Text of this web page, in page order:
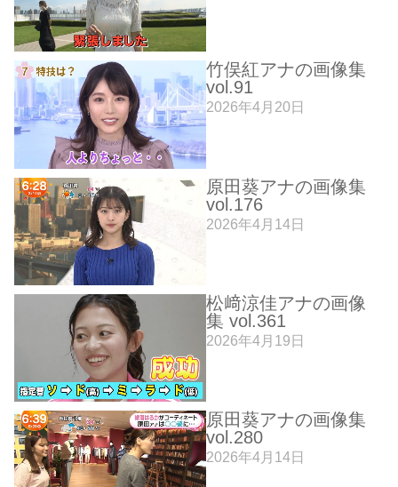
竹俣紅アナの画像集
vol.91
2026年4月20日
原田葵アナの画像集
vol.176
2026年4月14日
松﨑涼佳アナの画像
集 vol.361
2026年4月19日
原田葵アナの画像集
vol.280
2026年4月14日